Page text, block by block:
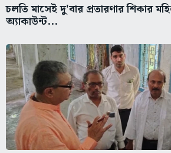
চলতি মাসেই দু'বার প্রতারণার শিকার
অ্যাকাউন্ট...